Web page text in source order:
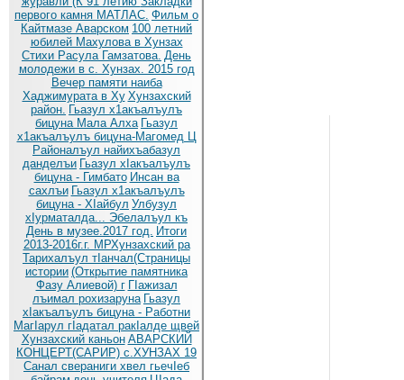
первого камня МАТЛАС. Фильм о
Кайтмазе Аварском 100 летний
юбилей Махулова в Хунзах
Стихи Расула Гамзатова. День
молодежи в с. Хунзах. 2015 год
Вечер памяти наиба
Хаджимурата в Ху Хунзахский
район. Гьазул х1акъалъулъ
бицуна Мала Алха Гьазул
х1акъалъулъ бицуна-Магомед Ц
Районалъул найихъабазул
данделъи Гьазул хIакъалъулъ
бицуна - Гимбато Инсан ва
сахлъи Гьазул х1акъалъулъ
бицуна - ХIайбул Улбузул
хIурматалда... Эбелалъул къ
День в музее.2017 год. Итоги
2013-2016г.г. МРХунзахский ра
Тарихалъул тIанчал(Страницы
истории (Открытие памятника
Фазу Алиевой) г ГIажизал
лъимал рохизаруна Гьазул
хIакъалъулъ бицуна - Работни
МагIарул гIадатал ракIалде щвей
Хунзахский каньон АВАРСКИЙ
КОНЦЕРТ(САРИР) с.ХУНЗАХ 19
Санал свераниги хвел гьечIеб